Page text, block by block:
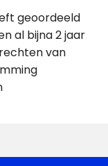
geoordeeld
al bijna 2 jaar
van